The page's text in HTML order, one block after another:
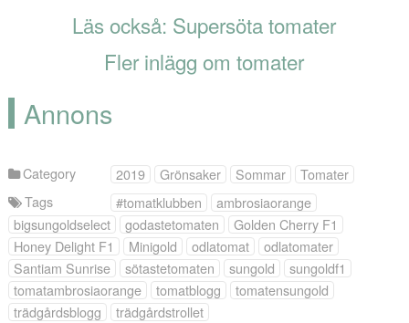
Läs också: Supersöta tomater
Fler inlägg om tomater
Annons
Category 2019 Grönsaker Sommar
Tomater
Tags
#tomatklubben
ambrosiaorange
bigsungoldselect
godastetomaten
Golden Cherry F1
Honey Delight F1
Minigold odlatomat
odlatomater
Santiam Sunrise
sötastetomaten sungold
sungoldf1
tomatambrosiaorange
tomatblogg
tomatensungold
trädgårdsblogg
trädgårdstrollet